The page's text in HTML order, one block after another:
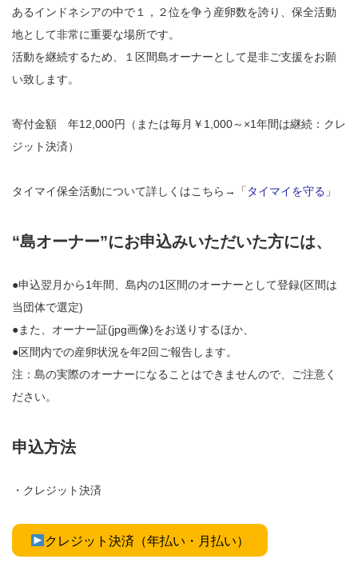
あるインドネシアの中で１，２位を争う産卵数を誇り、保全活動
地として非常に重要な場所です。
活動を継続するため、１区間島オーナーとして是非ご支援をお願
い致します。
寄付金額 年12,000円（または毎月￥1,000～×1年間は継続：クレ
ジット決済）
タイマイ保全活動について詳しくはこちら→「 タイマイを守る 」
“島オーナー”にお申込みいただいた方には、
●申込翌月から1年間、島内の1区間のオーナーとして登録(区間は
当団体で選定)
●また、オーナー証(jpg画像)をお送りするほか、
●区間内での産卵状況を年2回ご報告します。
注：島の実際のオーナーになることはできませんので、ご注意く
ださい。
申込方法
・クレジット決済
クレジット決済（年払い・月払い）